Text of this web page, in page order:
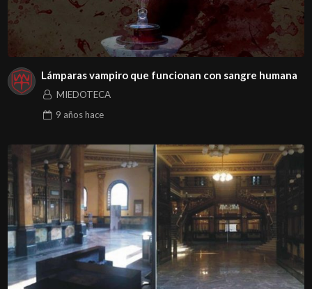
Lámparas vampiro que funcionan con sangre humana
MIEDOTECA
9 añoshace